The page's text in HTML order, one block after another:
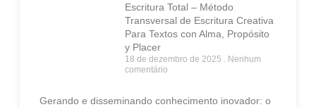
Escritura Total – Método
Transversal de Escritura Creativa
Para Textos con Alma, Propósito
y Placer
18 de dezembro de 2025
Nenhum
comentário
Gerando e disseminando conhecimento inovador: o